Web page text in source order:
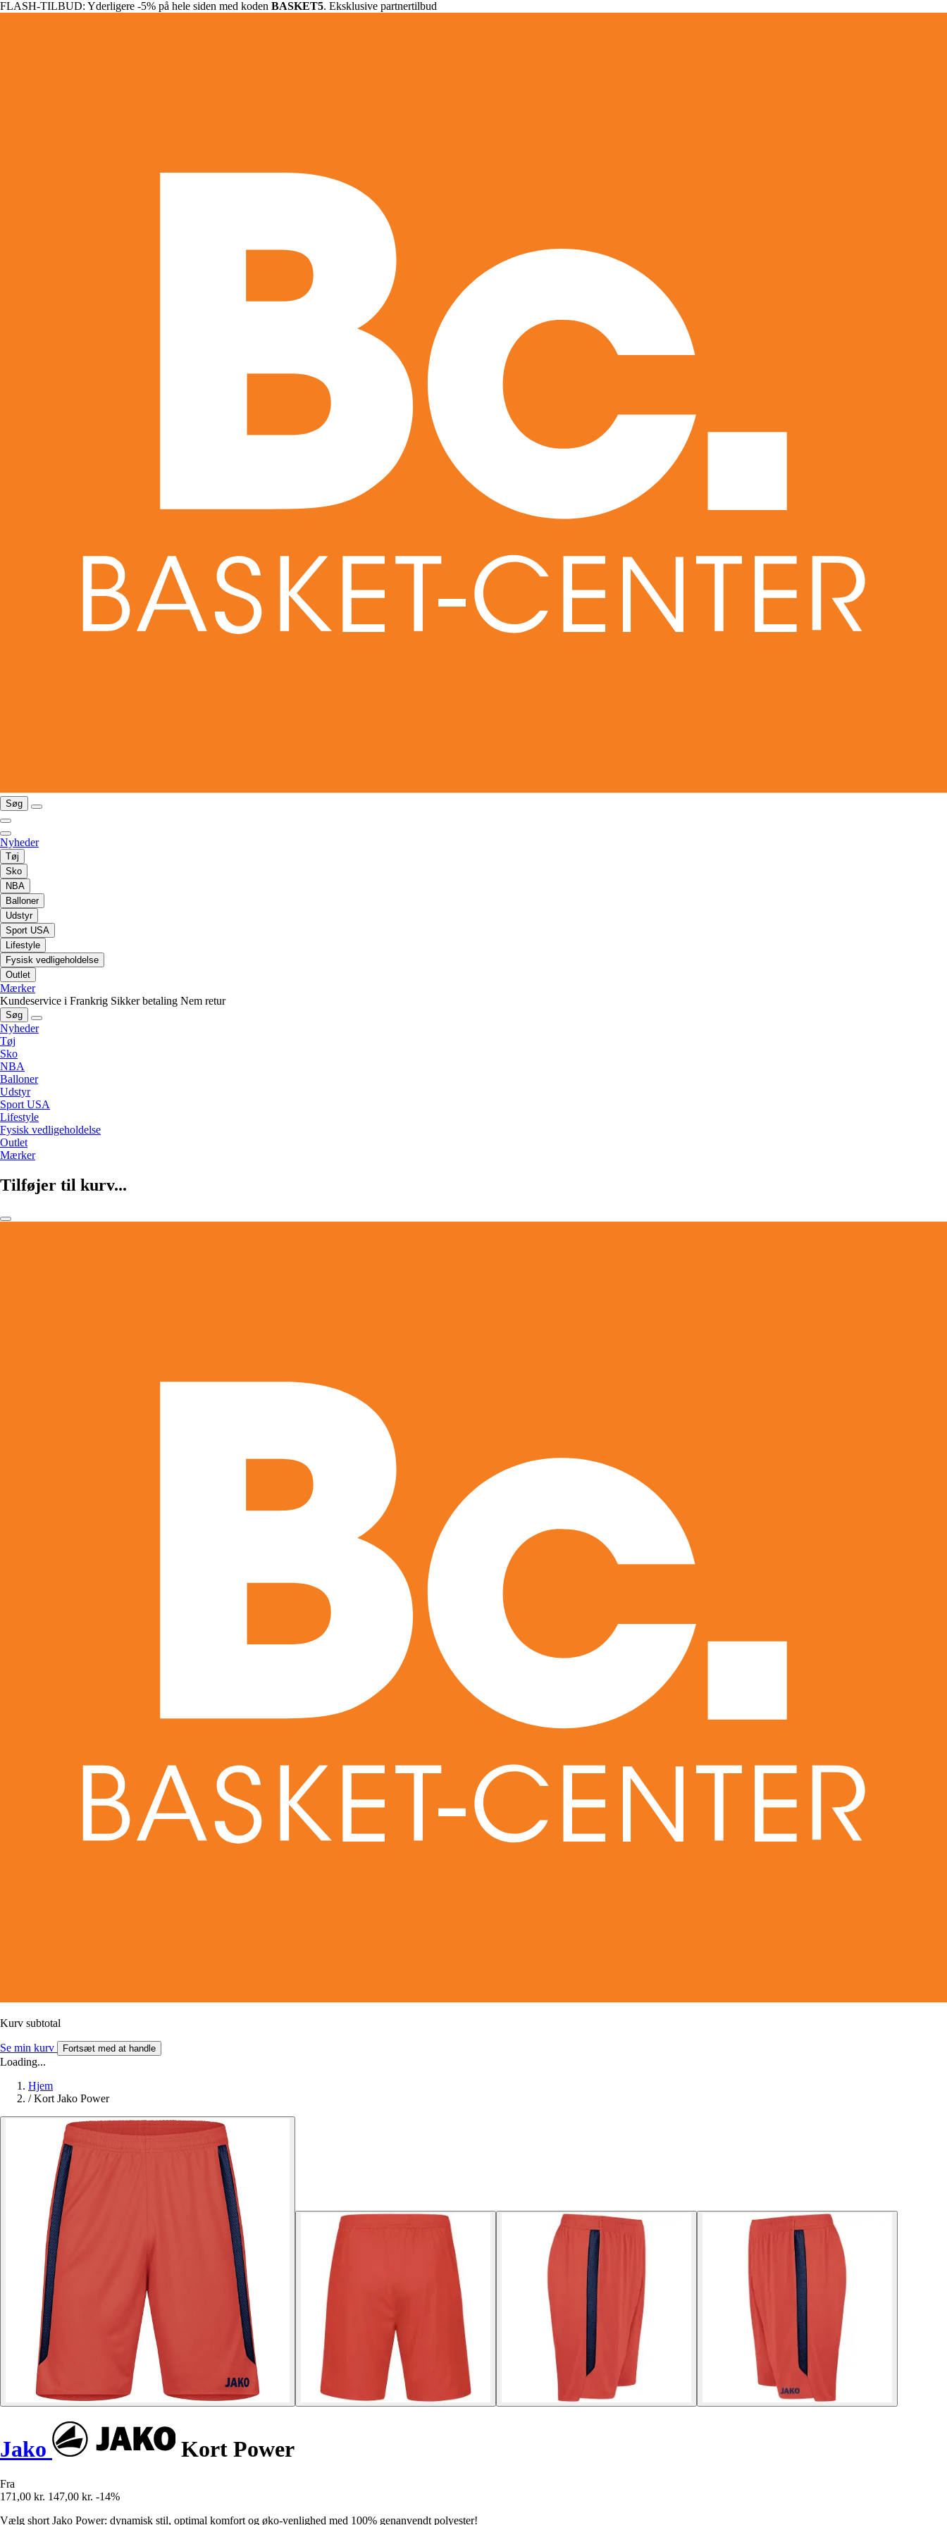
FLASH-TILBUD: Yderligere -5% på hele siden med koden BASKET5. Eksklusive partnertilbud
Søg
Nyheder
Tøj
Sko
NBA
Balloner
Udstyr
Sport USA
Lifestyle
Fysisk vedligeholdelse
Outlet
Mærker
Kundeservice i Frankrig Sikker betaling Nem retur
Søg
Nyheder
Tøj
Sko
NBA
Balloner
Udstyr
Sport USA
Lifestyle
Fysisk vedligeholdelse
Outlet
Mærker
Tilføjer til kurv...
Kurv subtotal
Se min kurv Fortsæt med at handle
Loading...
Hjem
/ Kort Jako Power
Jako Kort Power
Fra
171,00 kr. 147,00 kr. -14%
Vælg short Jako Power: dynamisk stil, optimal komfort og øko-venlighed med 100% genanvendt polyester!